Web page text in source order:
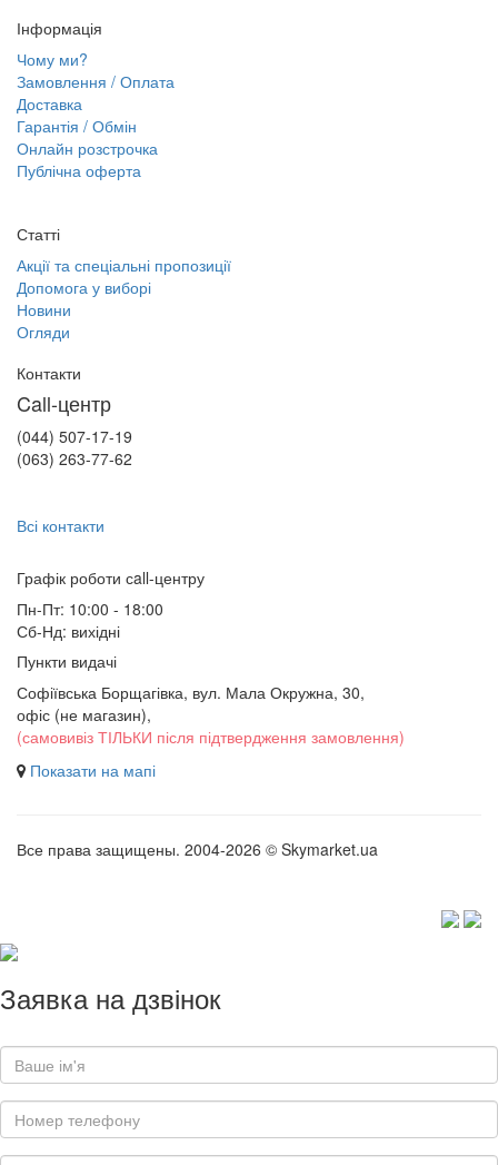
Інформація
Чому ми?
Замовлення / Оплата
Доставка
Гарантія / Обмін
Онлайн розстрочка
Публічна оферта
Статті
Акції та спеціальні пропозиції
Допомога у виборі
Новини
Огляди
Контакти
Call-центр
(044) 507-17-19
(063) 263-77-62
Всі контакти
Графік роботи сall-центру
Пн-Пт: 10:00 - 18:00
Сб-Нд: вихідні
Пункти видачі
Софіївська Борщагівка, вул. Мала Окружна, 30,
офіс (не магазин),
(самовивіз ТІЛЬКИ після підтвердження замовлення)
Показати на мапі
Все права защищены. 2004-2026 © Skymarket.ua
Заявка на дзвінок